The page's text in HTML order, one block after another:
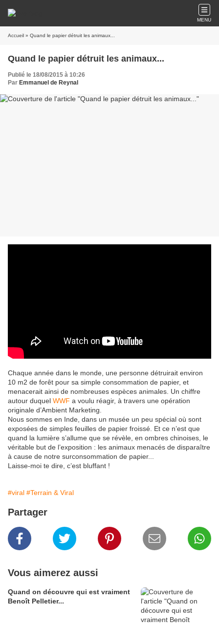
MENU
Accueil » Quand le papier détruit les animaux...
Quand le papier détruit les animaux...
Publié le 18/08/2015 à 10:26
Par Emmanuel de Reynal
Chaque année dans le monde, une personne détruirait environ
10 m2 de forêt pour sa simple consommation de papier, et
menacerait ainsi de nombreuses espèces animales. Un chiffre
autour duquel WWF a voulu réagir, à travers une opération
originale d’Ambient Marketing.
Nous sommes en Inde, dans un musée un peu spécial où sont
exposées de simples feuilles de papier froissé. Et ce n’est que
quand la lumière s’allume que se révèle, en ombres chinoises, le
véritable but de l’exposition : les animaux menacés de disparaître
à cause de notre surconsommation de papier...
Laisse-moi te dire, c’est bluffant !
#viral #Terrain & Viral
Partager
Vous aimerez aussi
Quand on découvre qui est vraiment
Benoît Pelletier...